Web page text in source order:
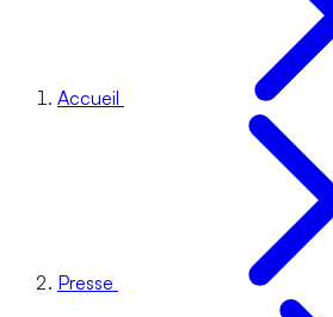
Accueil
Presse